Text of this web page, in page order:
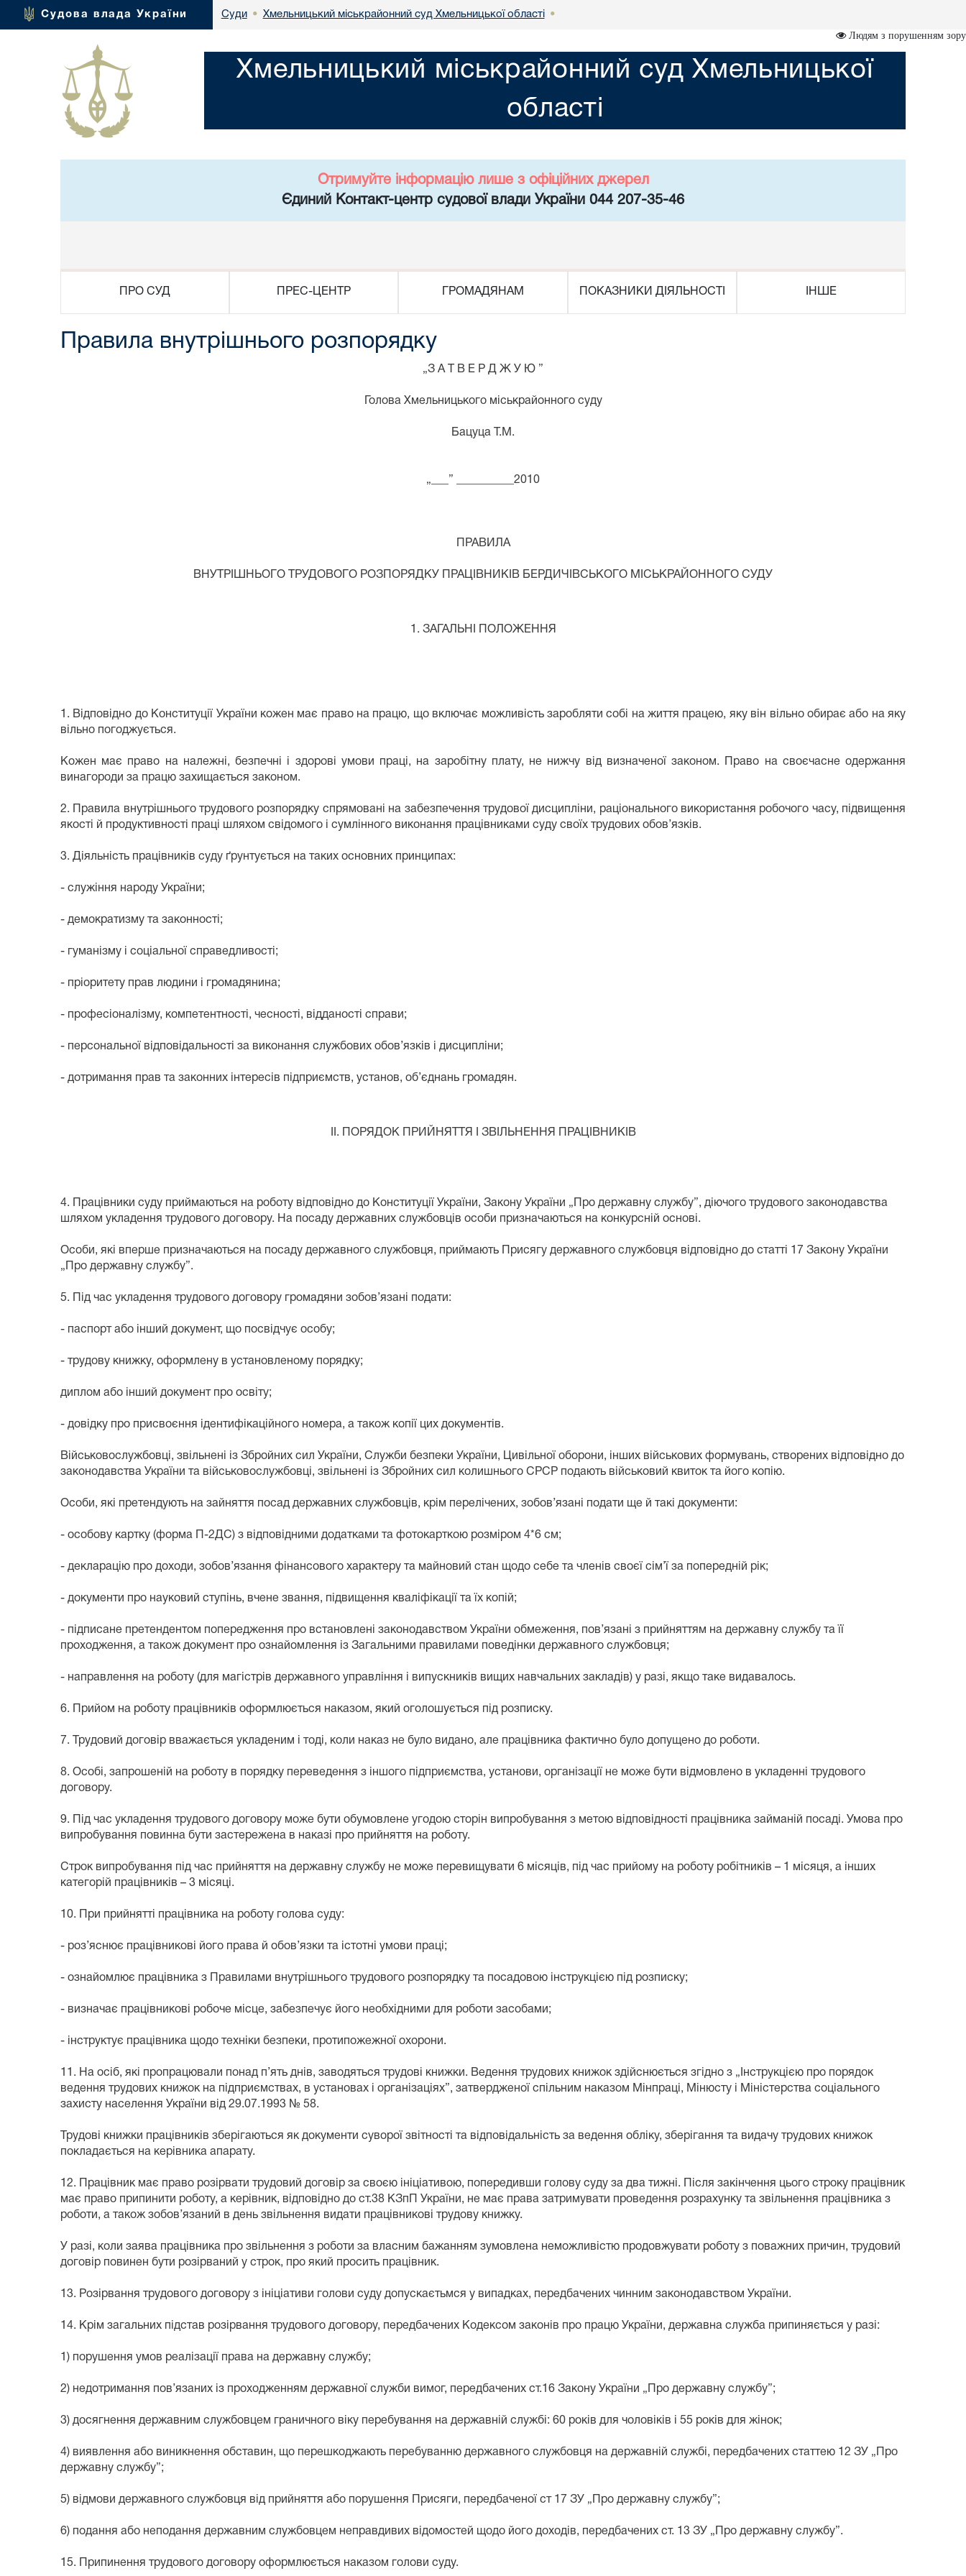
Судова влада України Суди • Хмельницький міськрайонний суд Хмельницької області •
Людям з порушенням зору
Хмельницький міськрайонний суд Хмельницької
області
Отримуйте інформацію лише з офіційних джерел
Єдиний Контакт-центр судової влади України 044 207-35-46
ПРО СУД ПРЕС-ЦЕНТР ГРОМАДЯНАМ ПОКАЗНИКИ ДІЯЛЬНОСТІ ІНШЕ
Правила внутрішнього розпорядку
„З А Т В Е Р Д Ж У Ю ”
Голова Хмельницького міськрайонного суду
Бацуца Т.М.
„___” __________2010
ПРАВИЛА
ВНУТРІШНЬОГО ТРУДОВОГО РОЗПОРЯДКУ ПРАЦІВНИКІВ БЕРДИЧІВСЬКОГО МІСЬКРАЙОННОГО СУДУ
1. ЗАГАЛЬНІ ПОЛОЖЕННЯ
1. Відповідно до Конституції України кожен має право на працю, що включає можливість заробляти собі на життя працею, яку він вільно обирає або на яку
вільно погоджується.
Кожен має право на належні, безпечні і здорові умови праці, на заробітну плату, не нижчу від визначеної законом. Право на своєчасне одержання
винагороди за працю захищається законом.
2. Правила внутрішнього трудового розпорядку спрямовані на забезпечення трудової дисципліни, раціонального використання робочого часу, підвищення
якості й продуктивності праці шляхом свідомого і сумлінного виконання працівниками суду своїх трудових обов’язків.
3. Діяльність працівників суду ґрунтується на таких основних принципах:
- служіння народу України;
- демократизму та законності;
- гуманізму і соціальної справедливості;
- пріоритету прав людини і громадянина;
- професіоналізму, компетентності, чесності, відданості справи;
- персональної відповідальності за виконання службових обов’язків і дисципліни;
- дотримання прав та законних інтересів підприємств, установ, об’єднань громадян.
ІІ. ПОРЯДОК ПРИЙНЯТТЯ І ЗВІЛЬНЕННЯ ПРАЦІВНИКІВ
4. Працівники суду приймаються на роботу відповідно до Конституції України, Закону України „Про державну службу”, діючого трудового законодавства
шляхом укладення трудового договору. На посаду державних службовців особи призначаються на конкурсній основі.
Особи, які вперше призначаються на посаду державного службовця, приймають Присягу державного службовця відповідно до статті 17 Закону України
„Про державну службу”.
5. Під час укладення трудового договору громадяни зобов’язані подати:
- паспорт або інший документ, що посвідчує особу;
- трудову книжку, оформлену в установленому порядку;
диплом або інший документ про освіту;
- довідку про присвоєння ідентифікаційного номера, а також копії цих документів.
Військовослужбовці, звільнені із Збройних сил України, Служби безпеки України, Цивільної оборони, інших військових формувань, створених відповідно до
законодавства України та військовослужбовці, звільнені із Збройних сил колишнього СРСР подають військовий квиток та його копію.
Особи, які претендують на зайняття посад державних службовців, крім перелічених, зобов’язані подати ще й такі документи:
- особову картку (форма П-2ДС) з відповідними додатками та фотокарткою розміром 4*6 см;
- декларацію про доходи, зобов’язання фінансового характеру та майновий стан щодо себе та членів своєї сім’ї за попередній рік;
- документи про науковий ступінь, вчене звання, підвищення кваліфікації та їх копій;
- підписане претендентом попередження про встановлені законодавством України обмеження, пов’язані з прийняттям на державну службу та її
проходження, а також документ про ознайомлення із Загальними правилами поведінки державного службовця;
- направлення на роботу (для магістрів державного управління і випускників вищих навчальних закладів) у разі, якщо таке видавалось.
6. Прийом на роботу працівників оформлюється наказом, який оголошується під розписку.
7. Трудовий договір вважається укладеним і тоді, коли наказ не було видано, але працівника фактично було допущено до роботи.
8. Особі, запрошеній на роботу в порядку переведення з іншого підприємства, установи, організації не може бути відмовлено в укладенні трудового
договору.
9. Під час укладення трудового договору може бути обумовлене угодою сторін випробування з метою відповідності працівника займаній посаді. Умова про
випробування повинна бути застережена в наказі про прийняття на роботу.
Строк випробування під час прийняття на державну службу не може перевищувати 6 місяців, під час прийому на роботу робітників – 1 місяця, а інших
категорій працівників – 3 місяці.
10. При прийнятті працівника на роботу голова суду:
- роз’яснює працівникові його права й обов’язки та істотні умови праці;
- ознайомлює працівника з Правилами внутрішнього трудового розпорядку та посадовою інструкцією під розписку;
- визначає працівникові робоче місце, забезпечує його необхідними для роботи засобами;
- інструктує працівника щодо техніки безпеки, протипожежної охорони.
11. На осіб, які пропрацювали понад п’ять днів, заводяться трудові книжки. Ведення трудових книжок здійснюється згідно з „Інструкцією про порядок
ведення трудових книжок на підприємствах, в установах і організаціях”, затвердженої спільним наказом Мінпраці, Мінюсту і Міністерства соціального
захисту населення України від 29.07.1993 № 58.
Трудові книжки працівників зберігаються як документи суворої звітності та відповідальність за ведення обліку, зберігання та видачу трудових книжок
покладається на керівника апарату.
12. Працівник має право розірвати трудовий договір за своєю ініціативою, попередивши голову суду за два тижні. Після закінчення цього строку працівник
має право припинити роботу, а керівник, відповідно до ст.38 КЗпП України, не має права затримувати проведення розрахунку та звільнення працівника з
роботи, а також зобов’язаний в день звільнення видати працівникові трудову книжку.
У разі, коли заява працівника про звільнення з роботи за власним бажанням зумовлена неможливістю продовжувати роботу з поважних причин, трудовий
договір повинен бути розірваний у строк, про який просить працівник.
13. Розірвання трудового договору з ініціативи голови суду допускаєтьмся у випадках, передбачених чинним законодавством України.
14. Крім загальних підстав розірвання трудового договору, передбачених Кодексом законів про працю України, державна служба припиняється у разі:
1) порушення умов реалізації права на державну службу;
2) недотримання пов’язаних із проходженням державної служби вимог, передбачених ст.16 Закону України „Про державну службу”;
3) досягнення державним службовцем граничного віку перебування на державній службі: 60 років для чоловіків і 55 років для жінок;
4) виявлення або виникнення обставин, що перешкоджають перебуванню державного службовця на державній службі, передбачених статтею 12 ЗУ „Про
державну службу”;
5) відмови державного службовця від прийняття або порушення Присяги, передбаченої ст 17 ЗУ „Про державну службу”;
6) подання або неподання державним службовцем неправдивих відомостей щодо його доходів, передбачених ст. 13 ЗУ „Про державну службу”.
15. Припинення трудового договору оформлюється наказом голови суду.